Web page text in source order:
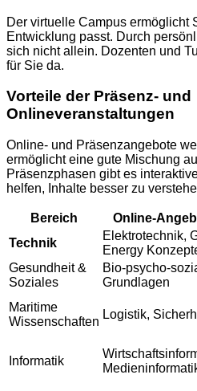
Der virtuelle Campus ermöglicht
Entwicklung passt. Durch
sich nicht allein. Dozenten und
für Sie da.
Vorteile der Präsenz- und
Onlineveranstaltungen
Online- und Präsenzangebote
ermöglicht eine gute Mischung
Präsenzphasen gibt es
helfen, Inhalte besser zu
Bereich Online-
Technik
Elektrotechnik,
Energy
Gesundheit &
Soziales
Bio-psycho-
Grundlagen
Maritime
Wissenschaften
Logistik,
Informatik